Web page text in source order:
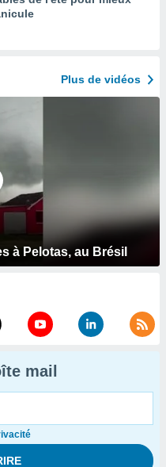
Plus de vidéos
à Pelotas, au Brésil
mail